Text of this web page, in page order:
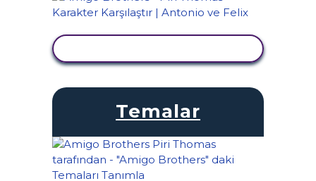
Temalar